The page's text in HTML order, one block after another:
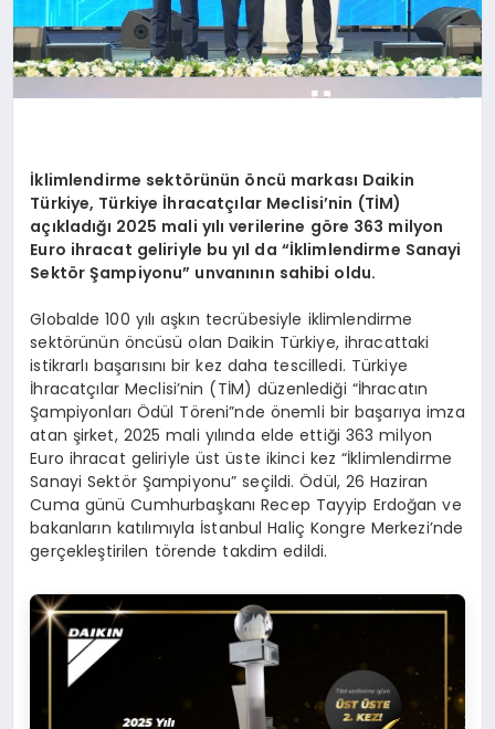
İklimlendirme sektörünün öncü markası Daikin
Türkiye, Türkiye İhracatçılar Meclisi’nin (TİM)
açıkladığı 2025 mali yılı verilerine göre 363 milyon
Euro ihracat geliriyle bu yıl da “İklimlendirme Sanayi
Sektör Şampiyonu” unvanının sahibi oldu.
Globalde 100 yılı aşkın tecrübesiyle iklimlendirme
sektörünün öncüsü olan Daikin Türkiye, ihracattaki
istikrarlı başarısını bir kez daha tescilledi. Türkiye
İhracatçılar Meclisi’nin (TİM) düzenlediği “İhracatın
Şampiyonları Ödül Töreni”nde önemli bir başarıya imza
atan şirket, 2025 mali yılında elde ettiği 363 milyon
Euro ihracat geliriyle üst üste ikinci kez “İklimlendirme
Sanayi Sektör Şampiyonu” seçildi. Ödül, 26 Haziran
Cuma günü Cumhurbaşkanı Recep Tayyip Erdoğan ve
bakanların katılımıyla İstanbul Haliç Kongre Merkezi’nde
gerçekleştirilen törende takdim edildi.